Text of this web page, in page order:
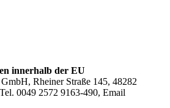
innerhalb der EU
Rheiner Straße 145, 48282
0049 2572 9163-490, Email